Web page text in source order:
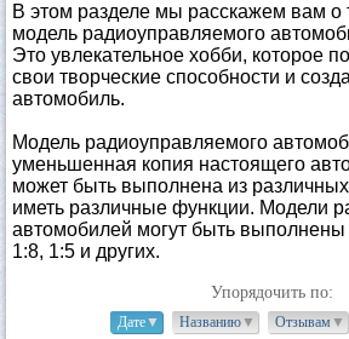
В этом разделе мы расскажем вам о
модель радиоуправляемого
Это увлекательное хобби, которое
свои творческие способности и
автомобиль.
Модель радиоуправляемого
уменьшенная копия настоящего
может быть выполнена из
иметь различные функции. Модели
автомобилей могут быть
1:8, 1:5 и других.
Упорядочить по:
Дате▼ Названию▼ Отзывам▼